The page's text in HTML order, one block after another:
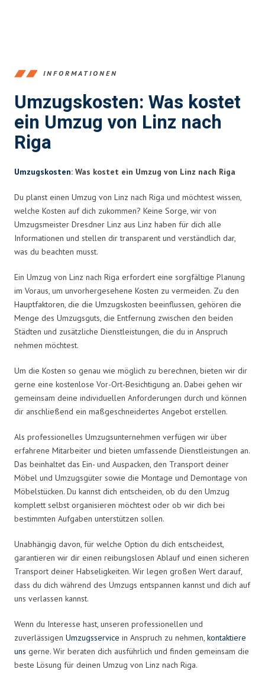
INFORMATIONEN
Umzugskosten: Was kostet
ein Umzug von Linz nach
Riga
Umzugskosten: Was kostet ein Umzug von Linz nach Riga
Du planst einen Umzug von Linz nach Riga und möchtest wissen,
welche Kosten auf dich zukommen? Keine Sorge, wir von
Umzugsmeister Dresdner Linz aus Linz haben für dich alle
Informationen und stellen dir transparent und verständlich dar,
was du beachten musst.
Ein Umzug von Linz nach Riga erfordert eine sorgfältige Planung
im Voraus, um unvorhergesehene Kosten zu vermeiden. Zu den
Hauptfaktoren, die die Umzugskosten beeinflussen, gehören die
Menge des Umzugsguts, die Entfernung zwischen den beiden
Städten und zusätzliche Dienstleistungen, die du in Anspruch
nehmen möchtest.
Um die Kosten so genau wie möglich zu berechnen, bieten wir dir
gerne eine kostenlose Vor-Ort-Besichtigung an. Dabei gehen wir
gemeinsam deine individuellen Anforderungen durch und können
dir anschließend ein maßgeschneidertes Angebot erstellen.
Als professionelles Umzugsunternehmen verfügen wir über
erfahrene Mitarbeiter und bieten umfassende Dienstleistungen an.
Das beinhaltet das Ein- und Auspacken, den Transport deiner
Möbel und Umzugsgüter sowie die Montage und Demontage von
Möbelstücken. Du kannst dich entscheiden, ob du den Umzug
komplett selbst organisieren möchtest oder ob wir dich bei
bestimmten Aufgaben unterstützen sollen.
Unabhängig davon, für welche Option du dich entscheidest,
garantieren wir dir einen reibungslosen Ablauf und einen sicheren
Transport deiner Habseligkeiten. Wir legen großen Wert darauf,
dass du dich während des Umzugs entspannen kannst und dich auf
uns verlassen kannst.
Wenn du Interesse hast, unseren professionellen und
zuverlässigen Umzugsservice in Anspruch zu nehmen, kontaktiere
uns gerne. Wir beraten dich ausführlich und finden gemeinsam die
beste Lösung für deinen Umzug von Linz nach Riga.